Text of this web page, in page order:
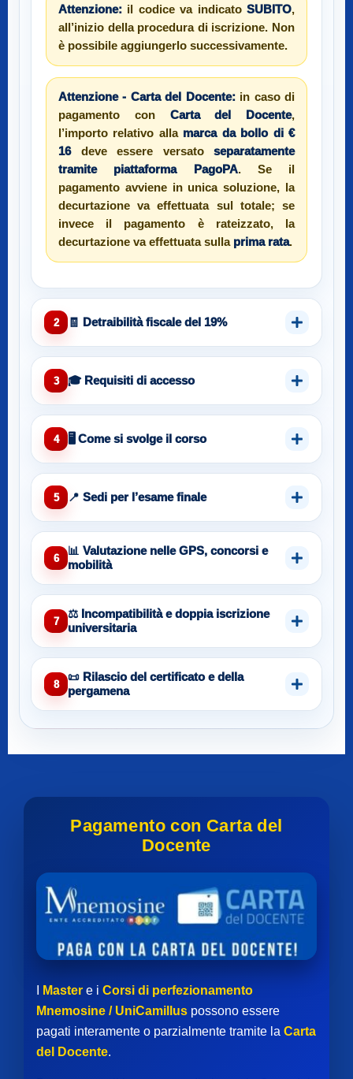
Attenzione: il codice va indicato SUBITO,
all’inizio della procedura di iscrizione. Non
è possibile aggiungerlo successivamente.
Attenzione - Carta del Docente:in caso di
pagamento con Carta del Docente,
l’importo relativo alla marca da bollo di €
16deve essere versato separatamente
tramite piattaforma PagoPA. Se il
pagamento avviene in unica soluzione, la
decurtazione va effettuata sul totale; se
invece il pagamento è rateizzato, la
decurtazione va effettuata sulla prima rata.
2 🧾 Detraibilità fiscale del 19%
3 🎓 Requisiti di accesso
4 🖥️ Come si svolge il corso
5 📍 Sedi per l’esame finale
6
📊 Valutazione nelle GPS, concorsi e
mobilità
7
⚖️ Incompatibilità e doppia iscrizione
universitaria
8
📜 Rilascio del certificato e della
pergamena
Pagamento con Carta del
Docente
Master e i Corsi di perfezionamento
Mnemosine / UniCamillus possono essere
pagati interamente o parzialmente tramite la Carta
del Docente.